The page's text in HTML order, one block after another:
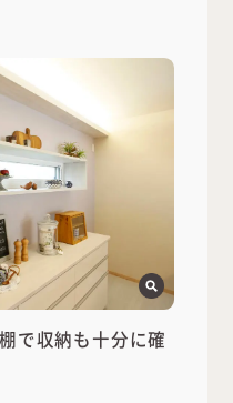
で収納も十分に確